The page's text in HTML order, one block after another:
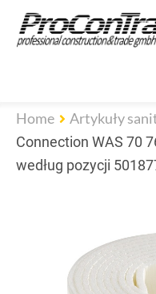
Home Artykuły
Connection WAS 70
według pozycji